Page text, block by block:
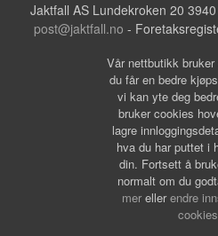
Jaktfall AS Lundekroken 20
post@jaktfall.no -
Vår nettbutikk
du får en bedre
vi kan yte deg
bruker cookies
lagre
hva du har puttet i
din. Fortsett å
normalt om du
mer ellerendre